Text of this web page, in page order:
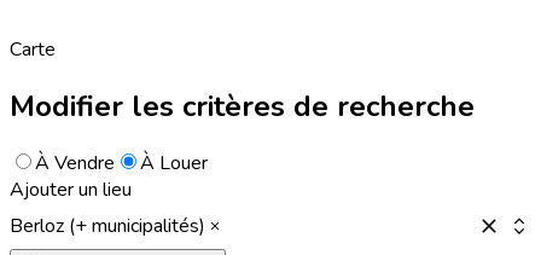
Carte
Modifier les critères de recherche
À Vendre
À Louer
Ajouter un lieu
Berloz (+ municipalités)